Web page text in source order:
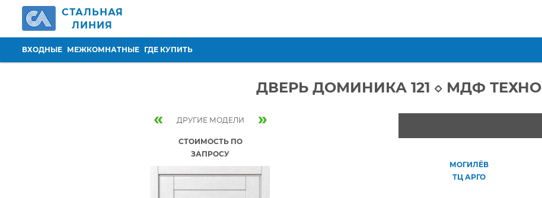
Перейти к основному содержанию
СТАЛЬНАЯ
ЛИНИЯ
ВХОДНЫЕ МЕЖКОМНАТНЫЕ ГДЕ КУПИТЬ
ДВЕРЬ ДОМИНИКА 121 ◇ МДФ ТЕХНО
« ДРУГИЕ МОДЕЛИ »
СТОИМОСТЬ ПО
ЗАПРОСУ
МОГИЛЁВ
ТЦ АРГО